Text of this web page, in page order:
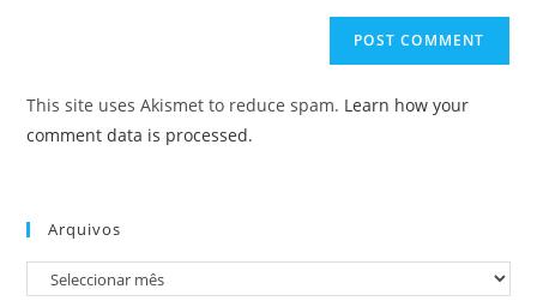
This site uses Akismet to reduce spam. Learn how your
comment data is processed.
Arquivos
Arquivos